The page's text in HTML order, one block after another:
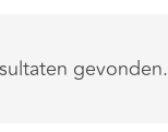
gevonden.